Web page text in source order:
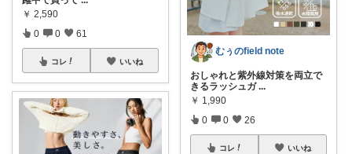
￥ 2,590
0 0 61
コレ いいね
むぅのfield note
おしゃれと紫外線対策を両立で
きるラッシュガ ...
￥ 1,990
0 0 26
コレ いいね